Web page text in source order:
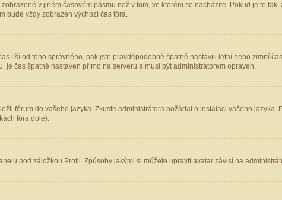
v jiném časovém pásmu než v tom, ve kterém se nacházíte. Pokud je to
bude vždy zobrazen výchozí čas fóra.
liší od toho správného, pak jste pravděpodobně špatně nastavili letní nebo zimní
čas špatně nastaven přímo na serveru a musí být administrátorem opraven.
fórum do vašeho jazyka. Zkuste administrátora požádat o instalaci vašeho
fóra dole).
pod záložkou Profil. Způsoby jakými si můžete upravit avatar závisí na